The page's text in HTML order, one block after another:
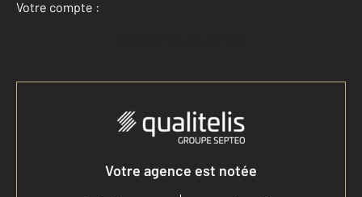
Votre compte :
Accéder à mon compte
Votre agence est notée